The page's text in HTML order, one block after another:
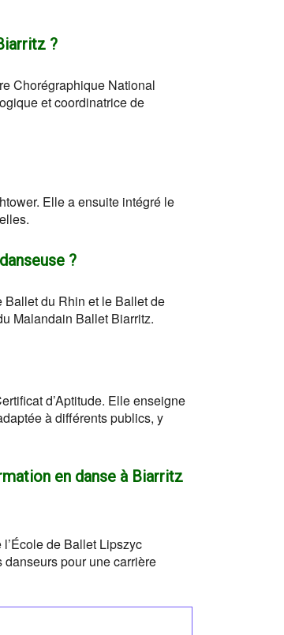
?
Chorégraphique National
et coordinatrice de
Elle a ensuite intégré le
?
du Rhin et le Ballet de
Malandain Ballet Biarritz.
d’Aptitude. Elle enseigne
à différents publics, y
en danse à Biarritz
de Ballet Lipszyc
pour une carrière